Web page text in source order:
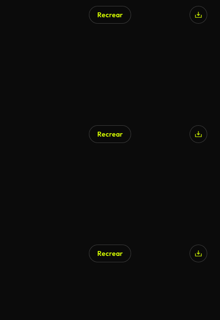
Recrear
Recrear
Recrear